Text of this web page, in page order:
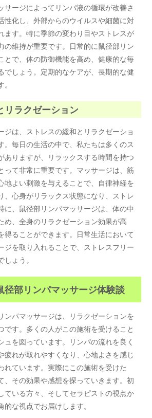
サージによってリンパ液の循環が改善さ
性化し、外部からのウイルスや細菌に対
ます。特に季節の変わり目やストレスが
の維持が重要です。日常的に鼠径部リン
とで、体の防御機能を高め、健康的な毎
でしょう。定期的なケアが、長期的な健
リラクゼーション
ジは、ストレスの緩和とリラクゼーショ
。毎日の生活の中で、私たちは多くのス
ありますが、リラックスする時間を持つ
って非常に重要です。マッサージは、筋
地よい刺激を与えることで、自律神経を
、心身がリラックス状態になり、ストレ
に、鼠径部リンパマッサージは、体の中
め、全身のリラクゼーション効果が高
得ることができます。日常生活において
ジを取り入れることで、ストレスフリー
ょう。
径部リンパマッサージ体験談
ンパマッサージは、リラクゼーションを
です。多くの人がこの施術を受けること
ュを図っています。リンパの流れを良く
疲れが取れやすくなり、心地よさを感じ
れています。実際にこの施術を受けた
、その効果や感想を探っていきます。初
ている方々、そしてセラピストの視点か
な視点でお届けします。